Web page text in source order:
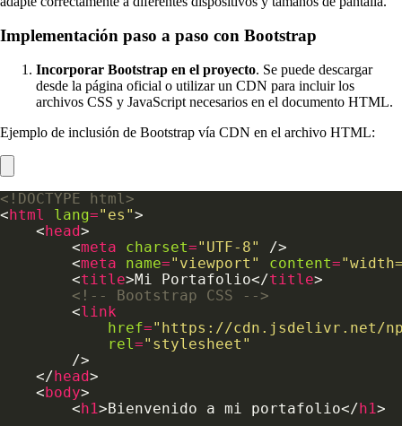
Implementación paso a paso con Bootstrap
Incorporar Bootstrap en el proyecto. Se puede descargar
desde la página oficial o utilizar un CDN para incluir los
archivos CSS y JavaScript necesarios en el documento HTML.
Ejemplo de inclusión de Bootstrap vía CDN en el archivo HTML:
<!DOCTYPE html>
<html lang="es"
    <
head
        <
meta charset="UTF-8"
        <
meta name="viewport" content=
        <
title>Mi Portafolio</title
<!-- Bootstrap CSS -->
        <
link
href="https://cdn.jsdelivr.net/
rel="stylesheet"
    </
head
    <
body
        <
h1>Bienvenido a mi portafolio</h1